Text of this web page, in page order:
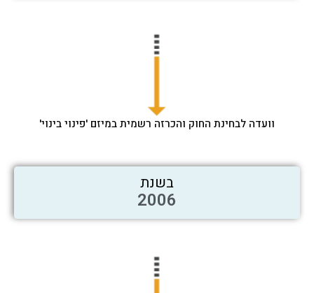
וועדה לבחינת החוק והכרזה רשמית במיזם 'פינוי בינוי'
בשנת
2006